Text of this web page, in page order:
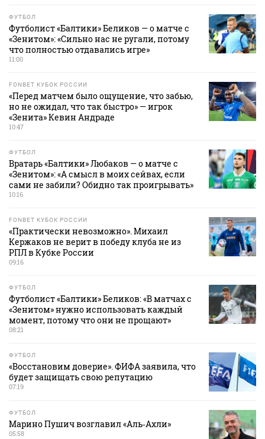
ФУТБОЛ
Футболист «Балтики» Беликов — о матче с
«Зенитом»: «Сильно нас не ругали, потому
что полностью отдавались игре»
11:00
FONBET КУБОК РОССИИ
«Перед матчем было ощущение, что забью,
но не ожидал, что так быстро» — игрок
«Зенита» Кевин Андраде
10:47
ФУТБОЛ
Вратарь «Балтики» Любаков — о матче с
«Зенитом»: «А смысл в моих сейвах, если
сами не забили? Обидно так проигрывать»
10:16
FONBET КУБОК РОССИИ
«Практически невозможно». Михаил
Кержаков не верит в победу клуба не из
РПЛ в Кубке России
09:16
ФУТБОЛ
Футболист «Балтики» Беликов: «В матчах с
«Зенитом» нужно использовать каждый
момент, потому что они не прощают»
08:21
ФУТБОЛ
«Восстановим доверие». ФИФА заявила, что
будет защищать свою репутацию
07:19
ФУТБОЛ
Марино Пушич возглавил «Аль‑Ахли»
05:58